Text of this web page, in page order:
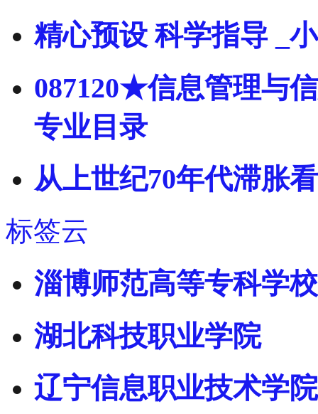
精心预设 科学指导 _
087120★信息管理与
专业目录
从上世纪70年代滞胀
标签云
淄博师范高等专科学校
湖北科技职业学院
辽宁信息职业技术学院